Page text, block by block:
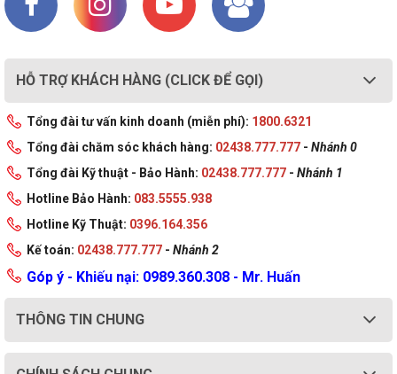
HỖ TRỢ KHÁCH HÀNG (CLICK ĐỂ GỌI)
Tổng đài tư vấn kinh doanh (miễn phí): 1800.6321
Tổng đài chăm sóc khách hàng: 02438.777.777 - Nhánh 0
Tổng đài Kỹ thuật - Bảo Hành: 02438.777.777 - Nhánh 1
Hotline Bảo Hành: 083.5555.938
Hotline Kỹ Thuật: 0396.164.356
Kế toán: 02438.777.777 - Nhánh 2
Góp ý - Khiếu nại: 0989.360.308 - Mr. Huấn
THÔNG TIN CHUNG